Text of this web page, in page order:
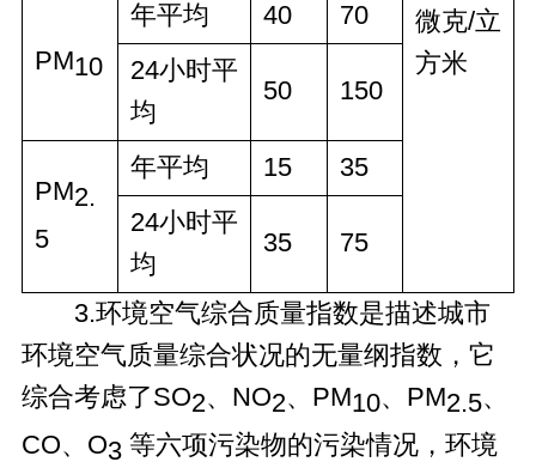
微克/立
方米
PM10
年平均 40
70
24小时平
均
50 150
PM2.
5
年平均 15
35
24小时平
均
35 75
3.环境空气综合质量指数是描述城市
环境空气质量综合状况的无量纲指数，它
综合考虑了SO2、NO2、PM10、PM2.5、
CO、O3 等六项污染物的污染情况，环境